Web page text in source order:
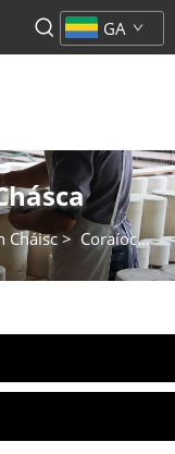
GA
Cháisc> Coraíocht uibhe Chásca